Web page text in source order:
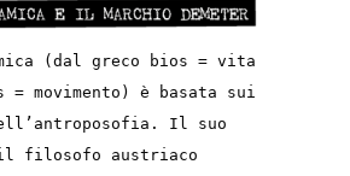
(dal greco bios = vita
= movimento) è basata sui
Il suo
filosofo austriaco